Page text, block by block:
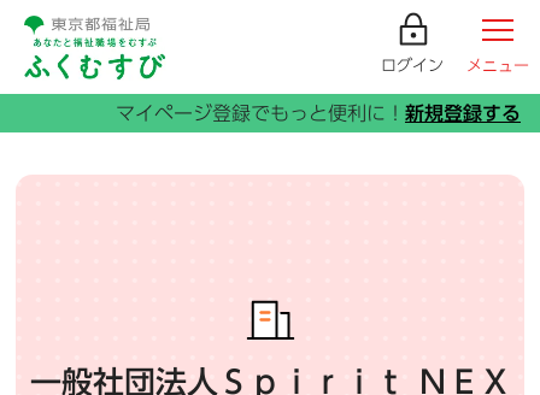
ログイン メニュー
一般社団法人Ｓｐｉｒｉｔ ＮＥＸ